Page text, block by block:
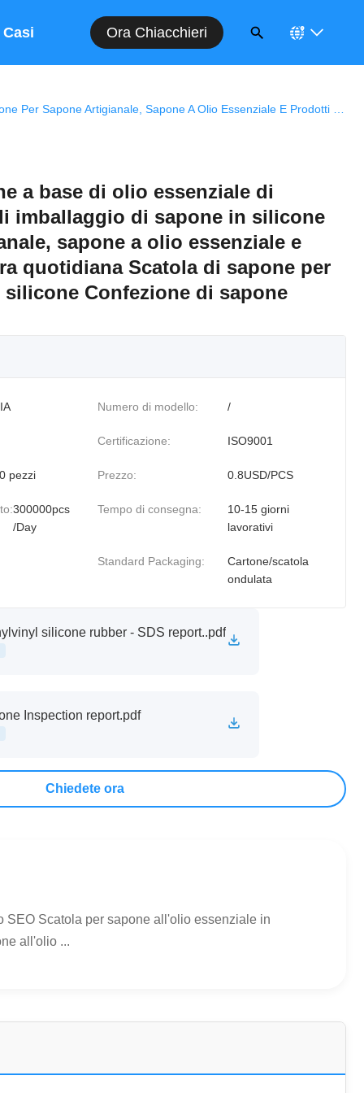
Casi Ora Chiacchieri
a base di olio essenziale di
imballaggio di sapone in silicone
sapone a olio essenziale e
quotidiana Scatola di sapone per
Confezione di sapone
Numero di modello: /
Certificazione: ISO9001
pezzi Prezzo: 0.8USD/PCS
300000pcs
/Day
Tempo di consegna:
10-15 giorni
lavorativi
Standard Packaging:
Cartone/scatola
ondulata
silicone rubber - SDS report..pdf
Inspection report.pdf
Chiedete ora
SEO Scatola per sapone all'olio essenziale in
all'olio ...